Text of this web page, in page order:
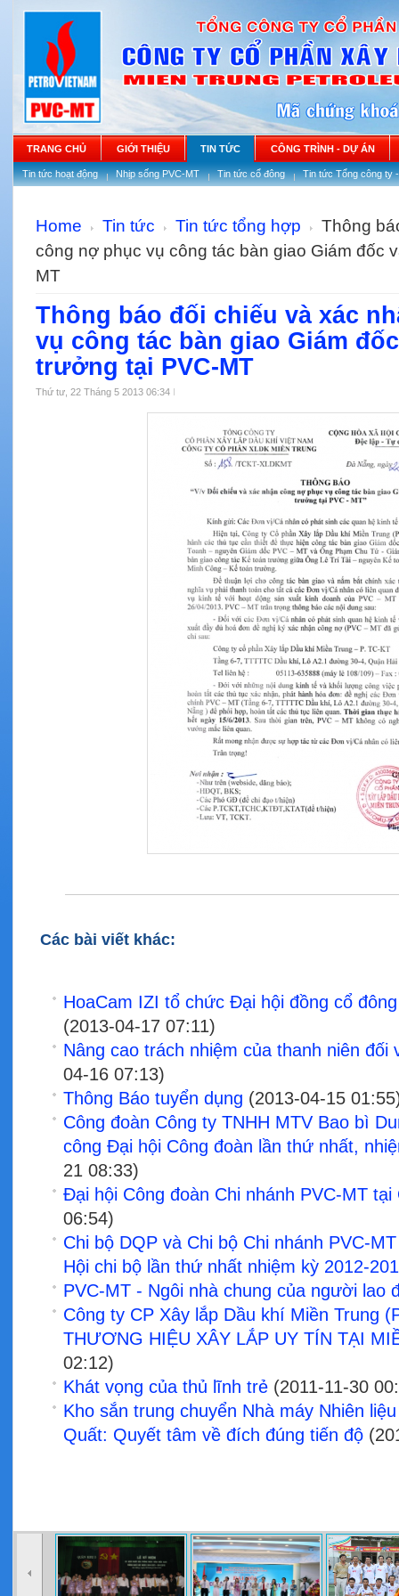
TRANG CHỦ GIỚI THIỆU TIN TỨC CÔNG TRÌNH - DỰ ÁN
Tin tức hoạt động Nhịp sống PVC-MT Tin tức cổ đông Tin tức Tổng công ty
Home Tin tức Tin tức tổng hợp
Thông
công nợ phục vụ công tác bàn giao Giám đốc
MT
Thông báo đối chiếu và xác
vụ công tác bàn giao Giám
trưởng tại PVC-MT
Thứ tư, 22 Tháng 5 2013 06:34
Các bài viết khác:
HoaCam IZI tổ chức Đại hội đồng cổ
(2013-04-17 07:11)
Nâng cao trách nhiệm của thanh niên đối
04-16 07:13)
Thông Báo tuyển dụng (2013-04-15
Công đoàn Công ty TNHH MTV Bao bì
công Đại hội Công đoàn lần thứ nhất,
21 08:33)
Đại hội Công đoàn Chi nhánh PVC-MT tại
06:54)
Chi bộ DQP và Chi bộ Chi nhánh PVC-
Hội chi bộ lần thứ nhất nhiệm kỳ 2012-
PVC-MT - Ngôi nhà chung của người lao
Công ty CP Xây lắp Dầu khí Miền Trung
THƯƠNG HIỆU XÂY LẮP UY TÍN TẠI
02:12)
Khát vọng của thủ lĩnh trẻ (2011-11-30
Kho sắn trung chuyển Nhà máy Nhiên
Quất: Quyết tâm về đích đúng tiến độ